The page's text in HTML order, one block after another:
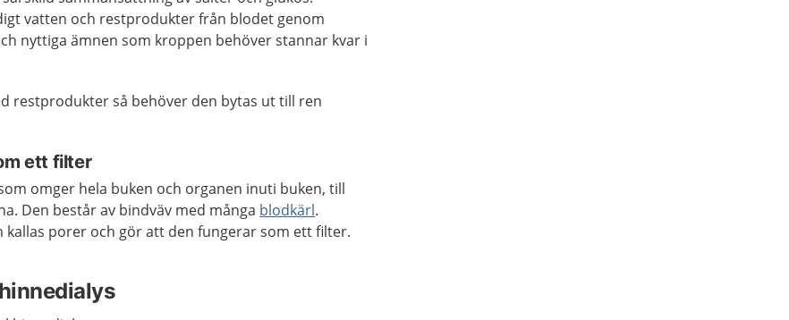
vatten och restprodukter från blodet genom
nyttiga ämnen som kroppen behöver stannar kvar i
restprodukter så behöver den bytas ut till ren
ett filter
omger hela buken och organen inuti buken, till
Den består av bindväv med många blodkärl.
kallas porer och gör att den fungerar som ett filter.